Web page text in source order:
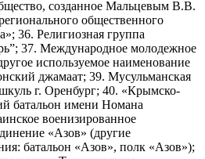
созданное Мальцевым В.В.
общественного
36. Религиозная группа
37. Международное молодежное
используемое наименование
джамаат; 39. Мусульманская
г. Оренбург; 40. «Крымско-
батальон имени Номана
военизированное
«Азов» (другие
батальон «Азов», полк «Азов»);